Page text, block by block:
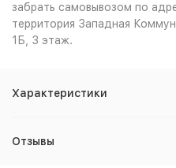
забрать самовывозом по
территория Западная
1Б, 3 этаж.
Характеристики
Отзывы